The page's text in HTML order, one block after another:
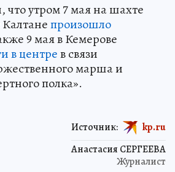
что утром 7 мая на шахте
произошло
9 мая в Кемерове
в центрев связи
марша и
полка».
Анастасия СЕРГЕЕВА
Журналист
Источник: kp.ru